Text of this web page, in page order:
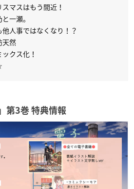
マスはもう間近！
一瀬。
人事ではなくなり！？
天然
クス化！
第3巻 特典情報